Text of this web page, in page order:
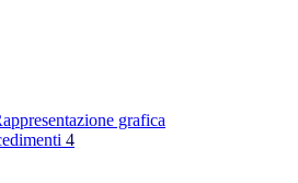
grafica
4